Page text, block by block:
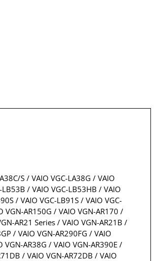
S / VAIO VGC-LA38G / VAIO
/ VAIO VGC-LB53HB / VAIO
/ VAIO VGC-LB91S / VAIO VGC-
VGN-AR150G / VAIO VGN-AR170 /
AR21 Series / VAIO VGN-AR21B /
/ VAIO VGN-AR290FG / VAIO
VGN-AR38G / VAIO VGN-AR390E /
/ VAIO VGN-AR72DB / VAIO